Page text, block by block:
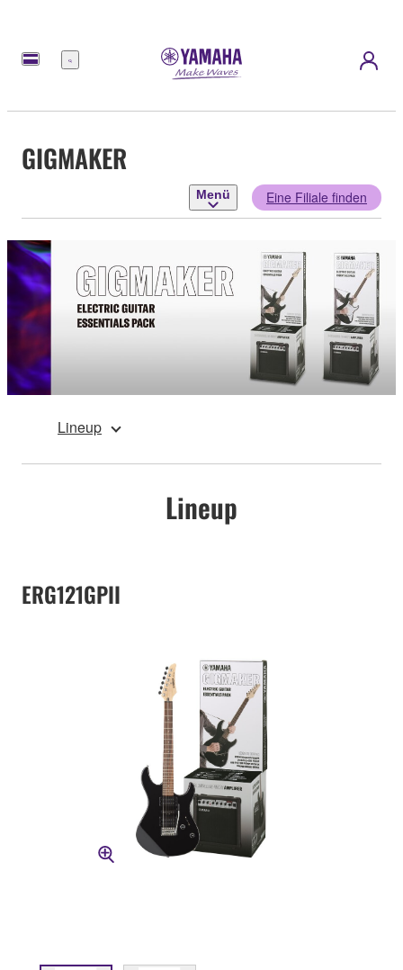
Menü
GIGMAKER
Menü Eine Filiale finden
Lineup
Lineup
ERG121GPII